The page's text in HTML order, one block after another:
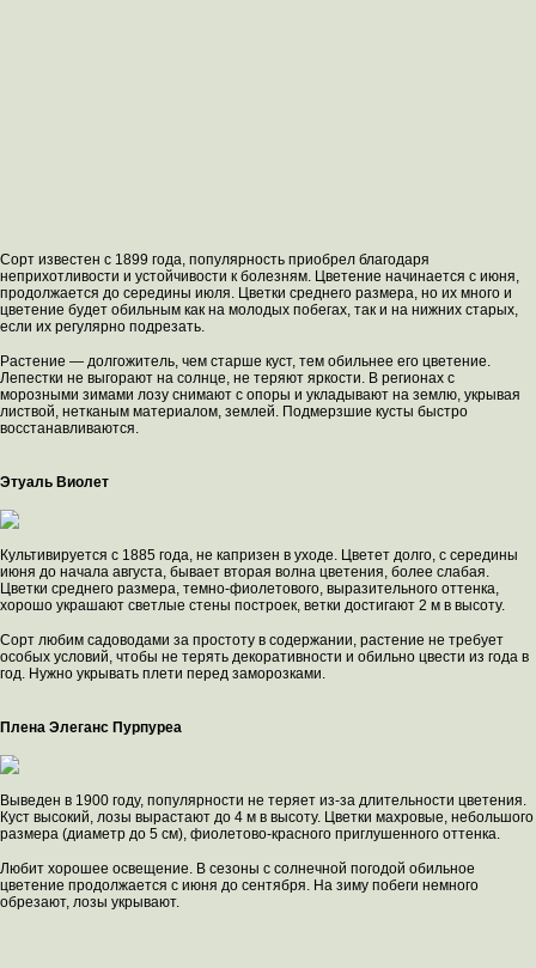
Сорт известен с 1899 года, популярность приобрел благодаря
неприхотливости и устойчивости к болезням. Цветение начинается с июня,
продолжается до середины июля. Цветки среднего размера, но их много и
цветение будет обильным как на молодых побегах, так и на нижних старых,
если их регулярно подрезать.
Растение — долгожитель, чем старше куст, тем обильнее его цветение.
Лепестки не выгорают на солнце, не теряют яркости. В регионах с
морозными зимами лозу снимают с опоры и укладывают на землю, укрывая
листвой, нетканым материалом, землей. Подмерзшие кусты быстро
восстанавливаются.
Этуаль Виолет
Культивируется с 1885 года, не капризен в уходе. Цветет долго, с середины
июня до начала августа, бывает вторая волна цветения, более слабая.
Цветки среднего размера, темно-фиолетового, выразительного оттенка,
хорошо украшают светлые стены построек, ветки достигают 2 м в высоту.
Сорт любим садоводами за простоту в содержании, растение не требует
особых условий, чтобы не терять декоративности и обильно цвести из года в
год. Нужно укрывать плети перед заморозками.
Плена Элеганс Пурпуреа
Выведен в 1900 году, популярности не теряет из-за длительности цветения.
Куст высокий, лозы вырастают до 4 м в высоту. Цветки махровые, небольшого
размера (диаметр до 5 см), фиолетово-красного приглушенного оттенка.
Любит хорошее освещение. В сезоны с солнечной погодой обильное
цветение продолжается с июня до сентября. На зиму побеги немного
обрезают, лозы укрывают.